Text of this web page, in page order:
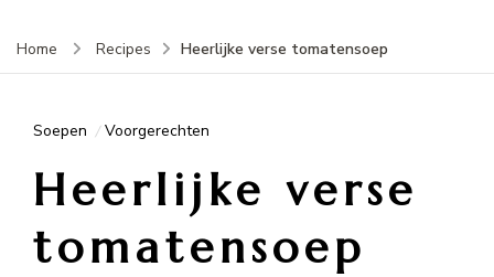
Home Recipes Heerlijke verse tomatensoep
Soepen Voorgerechten
Heerlijke verse
tomatensoep